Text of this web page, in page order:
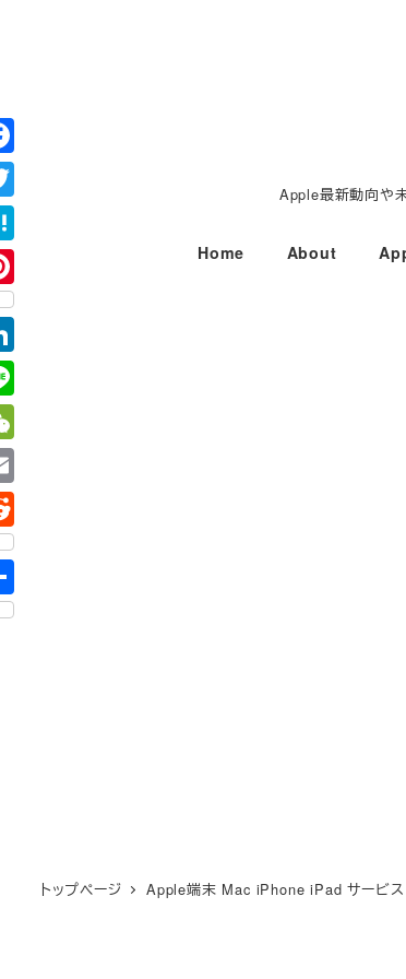
コ
ン
テ
ン
ツ
へ
移
動
Apple最新動向や
Home About
トップページ Apple端末 Mac iPhone iPad サービス